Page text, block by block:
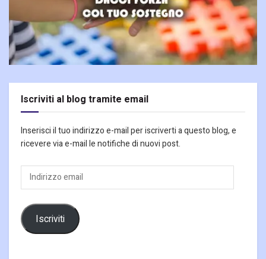
Iscriviti al blog tramite email
Inserisci il tuo indirizzo e-mail per iscriverti a questo blog, e
ricevere via e-mail le notifiche di nuovi post.
Indirizzo
email
Iscriviti